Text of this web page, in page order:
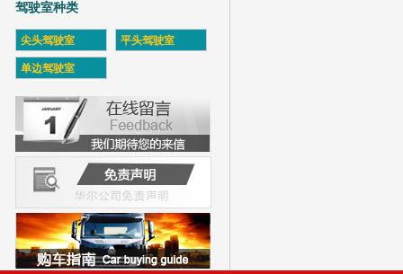
驾驶室种类
尖头驾驶室 平头驾驶室
单边驾驶室